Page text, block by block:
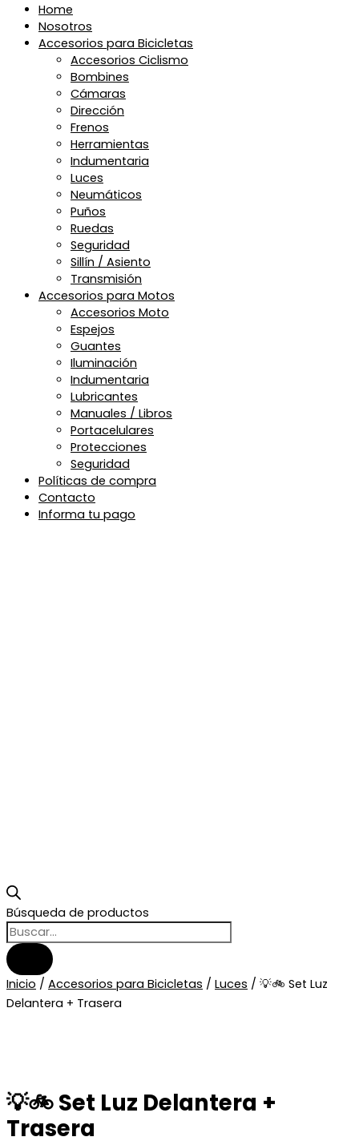
Home
Nosotros
Accesorios para Bicicletas
Accesorios Ciclismo
Bombines
Cámaras
Dirección
Frenos
Herramientas
Indumentaria
Luces
Neumáticos
Puños
Ruedas
Seguridad
Sillín / Asiento
Transmisión
Accesorios para Motos
Accesorios Moto
Espejos
Guantes
Iluminación
Indumentaria
Lubricantes
Manuales / Libros
Portacelulares
Protecciones
Seguridad
Políticas de compra
Contacto
Informa tu pago
Búsqueda de productos
Inicio / Accesorios para Bicicletas / Luces / 💡🚲 Set Luz
Delantera + Trasera
💡🚲 Set Luz Delantera +
Trasera